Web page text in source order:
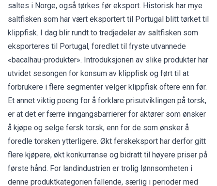
saltes i Norge, også tørkes før eksport. Historisk har mye
saltfisken som har vært eksportert til Portugal blitt tørket til
klippfisk. I dag blir rundt to tredjedeler av saltfisken som
eksporteres til Portugal, foredlet til fryste utvannede
«bacalhau-produkter». Introduksjonen av slike produkter har
utvidet sesongen for konsum av klippfisk og ført til at
forbrukere i flere segmenter velger klippfisk oftere enn før.
Et annet viktig poeng for å forklare prisutviklingen på torsk,
er at det er færre inngangsbarrierer for aktører som ønsker
å kjøpe og selge fersk torsk, enn for de som ønsker å
foredle torsken ytterligere. Økt ferskeksport har derfor gitt
flere kjøpere, økt konkurranse og bidratt til høyere priser på
første hånd. For landindustrien er trolig lønnsomheten i
denne produktkategorien fallende, særlig i perioder med